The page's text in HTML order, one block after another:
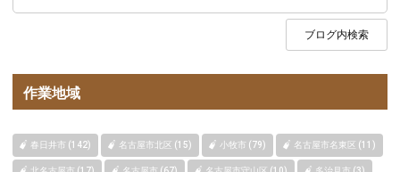
作業地域
春日井市 (142) 名古屋市北区 (15) 小牧市 (79) 名古屋市名東区 (11)